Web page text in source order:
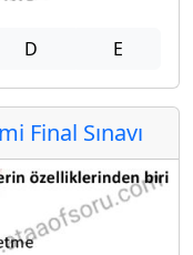
D E
Final Sınavı